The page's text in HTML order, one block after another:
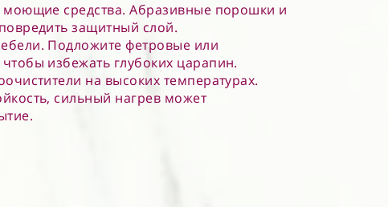
моющие средства. Абразивные порошки и
защитный слой.
Подложите фетровые или
избежать глубоких царапин.
на высоких температурах.
сильный нагрев может